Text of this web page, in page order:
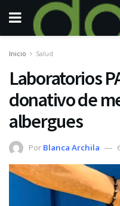
Inicio Salud
Laboratorios
donativo de
albergues
Por Blanca Archila